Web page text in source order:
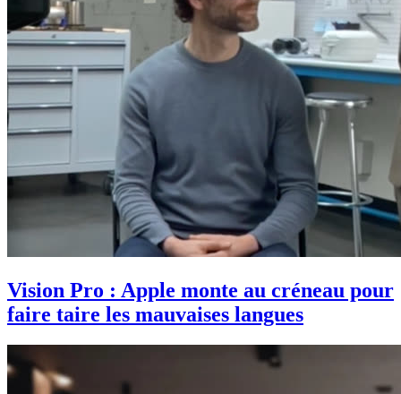
Vision Pro : Apple monte au créneau pour
faire taire les mauvaises langues